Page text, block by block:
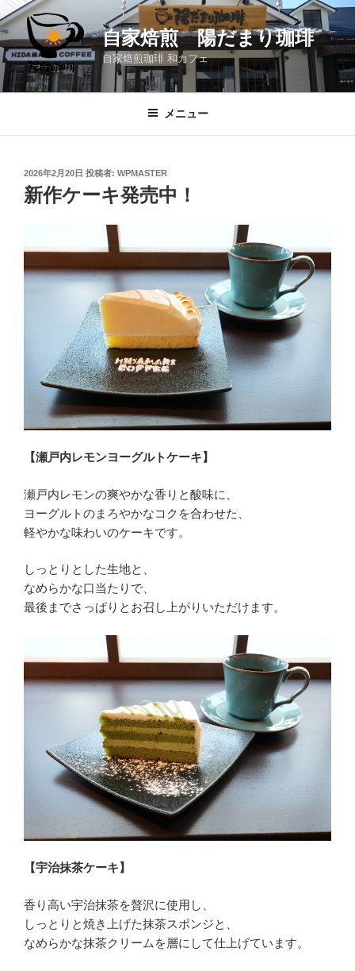
ン
テ
ン
ツ
自家焙煎 陽だまり珈琲
自家焙煎珈琲 和カフェ
メニュー
投
稿
日:
2026年2月20日 投稿者: WPMASTER
新作ケーキ発売中！
【瀬戸内レモンヨーグルトケーキ】
瀬戸内レモンの爽やかな香りと酸味に、
ヨーグルトのまろやかなコクを合わせた、
軽やかな味わいのケーキです。
しっとりとした生地と、
なめらかな口当たりで、
最後までさっぱりとお召し上がりいただけます。
【宇治抹茶ケーキ】
香り高い宇治抹茶を贅沢に使用し、
しっとりと焼き上げた抹茶スポンジと、
なめらかな抹茶クリームを層にして仕上げています。